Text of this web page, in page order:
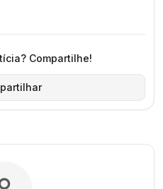
Compartilhe!